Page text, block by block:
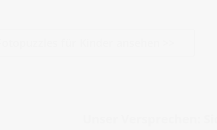
Unser Versprechen: